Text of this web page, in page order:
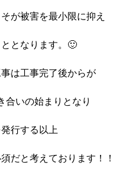
が被害を最小限に抑え
となります。🙂
は工事完了後からが
合いの始まりとなり
発行する以上
だと考えております！！